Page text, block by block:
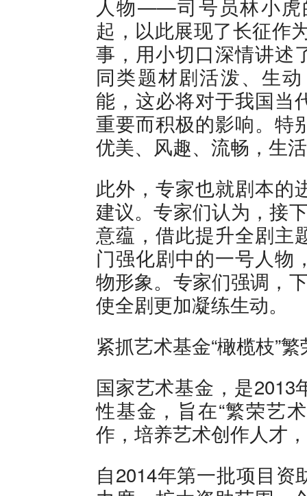
人物——司号员林小虎
起，以此展现了长征作
事，用小切口深情讲述
同类题材剧活泼、生
能，这必将对于我国当
重要而积极的影响。特
优美、风趣、流畅，生
此外，专家也就剧本的
建议。专家们认为，接
意蕴，借此提升全剧主
门强化剧中的一号人物
物形象。专家们强调，
使全剧更加凝练生动。
紧抓艺术基金“橄榄枝”
国家艺术基金，是
性基金，旨在“繁荣艺
作，培养艺术创作人才
自2014年第一批项目